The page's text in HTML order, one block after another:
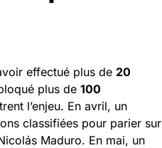
effectué plus de 20
plus de 100
l’enjeu. En avril, un
classifiées pour parier sur
Maduro. En mai, un